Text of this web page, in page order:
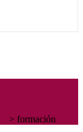
> formación